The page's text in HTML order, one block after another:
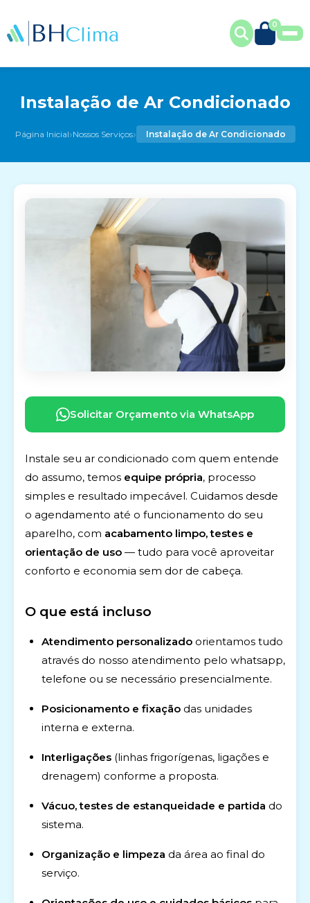
0
Instalação de Ar Condicionado
Página Inicial›Nossos Serviços› Instalação de Ar Condicionado
Solicitar Orçamento via WhatsApp
Instale seu ar condicionado com quem entende
do assumo, temos equipe própria, processo
simples e resultado impecável. Cuidamos desde
o agendamento até o funcionamento do seu
aparelho, com acabamento limpo, testes e
orientação de uso — tudo para você aproveitar
conforto e economia sem dor de cabeça.
O que está incluso
Atendimento personalizado orientamos tudo
através do nosso atendimento pelo whatsapp,
telefone ou se necessário presencialmente.
Posicionamento e fixação das unidades
interna e externa.
Interligações (linhas frigorígenas, ligações e
drenagem) conforme a proposta.
Vácuo, testes de estanqueidade e partida do
sistema.
Organização e limpeza da área ao final do
serviço.